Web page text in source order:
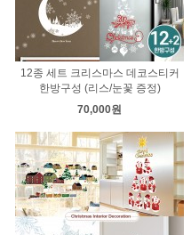
12종 세트 크리스마스 데코스티커
한방구성 (리스/눈꽃 증정)
70,000원